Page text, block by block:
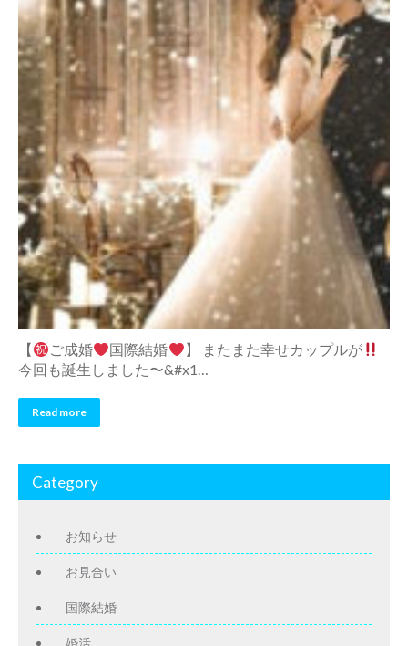
【 ご成婚 国際結婚
】 またまた幸せカップルが
今回も誕生しました〜&#x1…
Read more
Category
お知らせ
お見合い
国際結婚